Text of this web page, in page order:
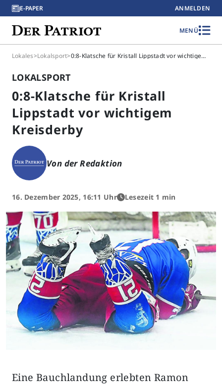
E-PAPER ANMELDEN
MENÜ
Lokales>Lokalsport> 0:8-Klatsche für Kristall Lippstadt vor wichtigem Kreisderby
LOKALSPORT
0:8-Klatsche für Kristall
Lippstadt vor wichtigem
Kreisderby
Von der Redaktion
16. Dezember 2025, 16:11 Uhr Lesezeit 1 min
Eine Bauchlandung erlebten Ramon